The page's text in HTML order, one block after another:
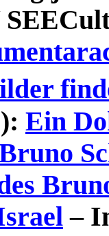
Ein
–